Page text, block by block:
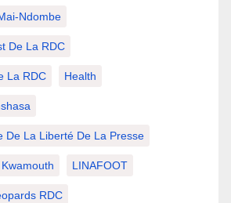
Ndombe
De La RDC
La RDC Health
De La Liberté De La Presse
LINAFOOT
RDC